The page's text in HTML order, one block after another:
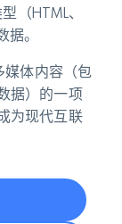
（HTML、
。
媒体内容（包
据）的一项
为现代互联